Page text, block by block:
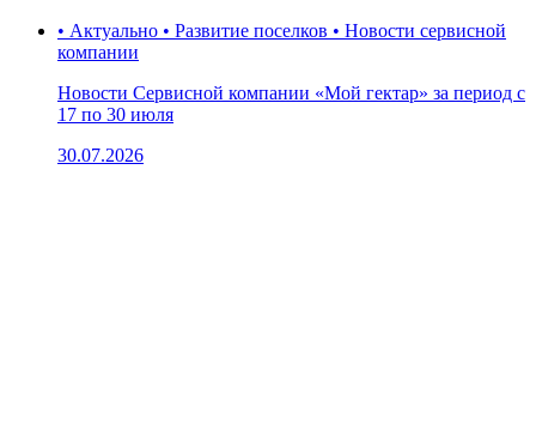
• Актуально • Развитие поселков • Новости сервисной
компании
Новости Сервисной компании «Мой гектар» за период с
17 по 30 июля
30.07.2026